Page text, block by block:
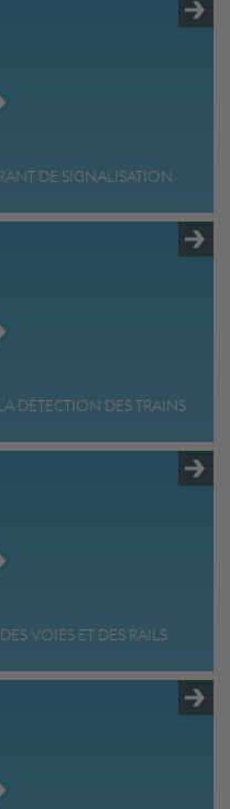
DE SIGNALISATION
DÉTECTION DES TRAINS
VOIES ET DES RAILS